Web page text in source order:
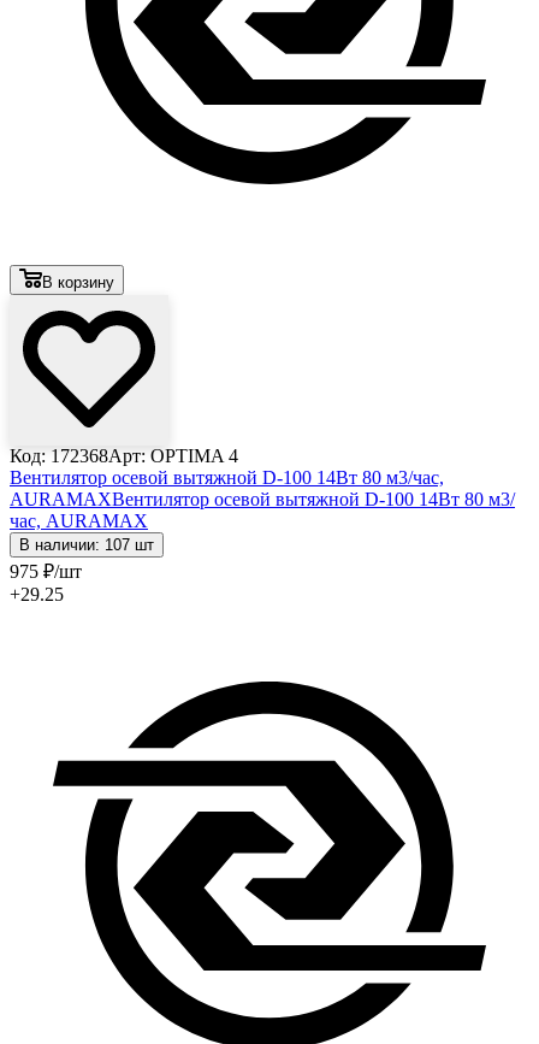
В корзину
Код: 172368Арт: OPTIMA 4
Вентилятор осевой вытяжной D-100 14Вт 80 м3/час,
AURAMAXВентилятор осевой вытяжной D-100 14Вт 80 м3/
час, AURAMAX
В наличии: 107 шт
975 ₽/шт
+29.25